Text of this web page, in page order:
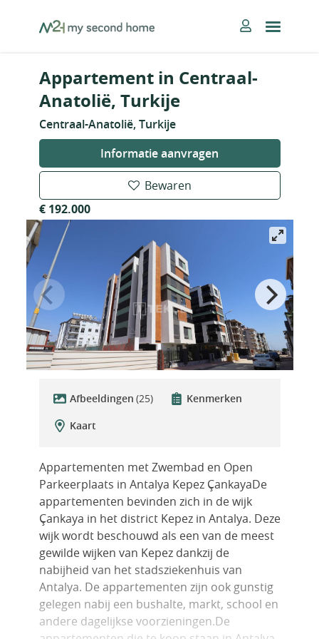
MySecondHome
Appartement in Centraal-
Anatolië, Turkije
Centraal-Anatolië, Turkije
Informatie aanvragen
Bewaren
€ 192.000
Afbeeldingen (25)
Kenmerken
Kaart
Appartementen met Zwembad en Open
Parkeerplaats in Antalya Kepez ÇankayaDe
appartementen bevinden zich in de wijk
Çankaya in het district Kepez in Antalya. Deze
wijk wordt beschouwd als een van de meest
gewilde wijken van Kepez dankzij de
nabijheid van het stadsziekenhuis van
Antalya. De appartementen zijn ook gunstig
gelegen nabij een bushalte, markt, school en
andere dagelijkse voorzieningen.De